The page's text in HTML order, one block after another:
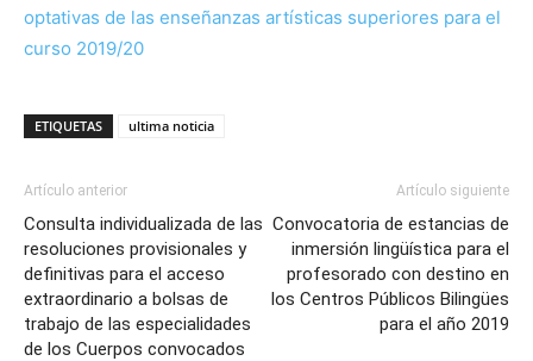
optativas de las enseñanzas artísticas superiores para el
curso 2019/20
ETIQUETAS ultima noticia
Artículo anterior
Consulta individualizada de las
resoluciones provisionales y
definitivas para el acceso
extraordinario a bolsas de
trabajo de las especialidades
de los Cuerpos convocados
Artículo siguiente
Convocatoria de estancias de
inmersión lingüística para el
profesorado con destino en
los Centros Públicos Bilingües
para el año 2019